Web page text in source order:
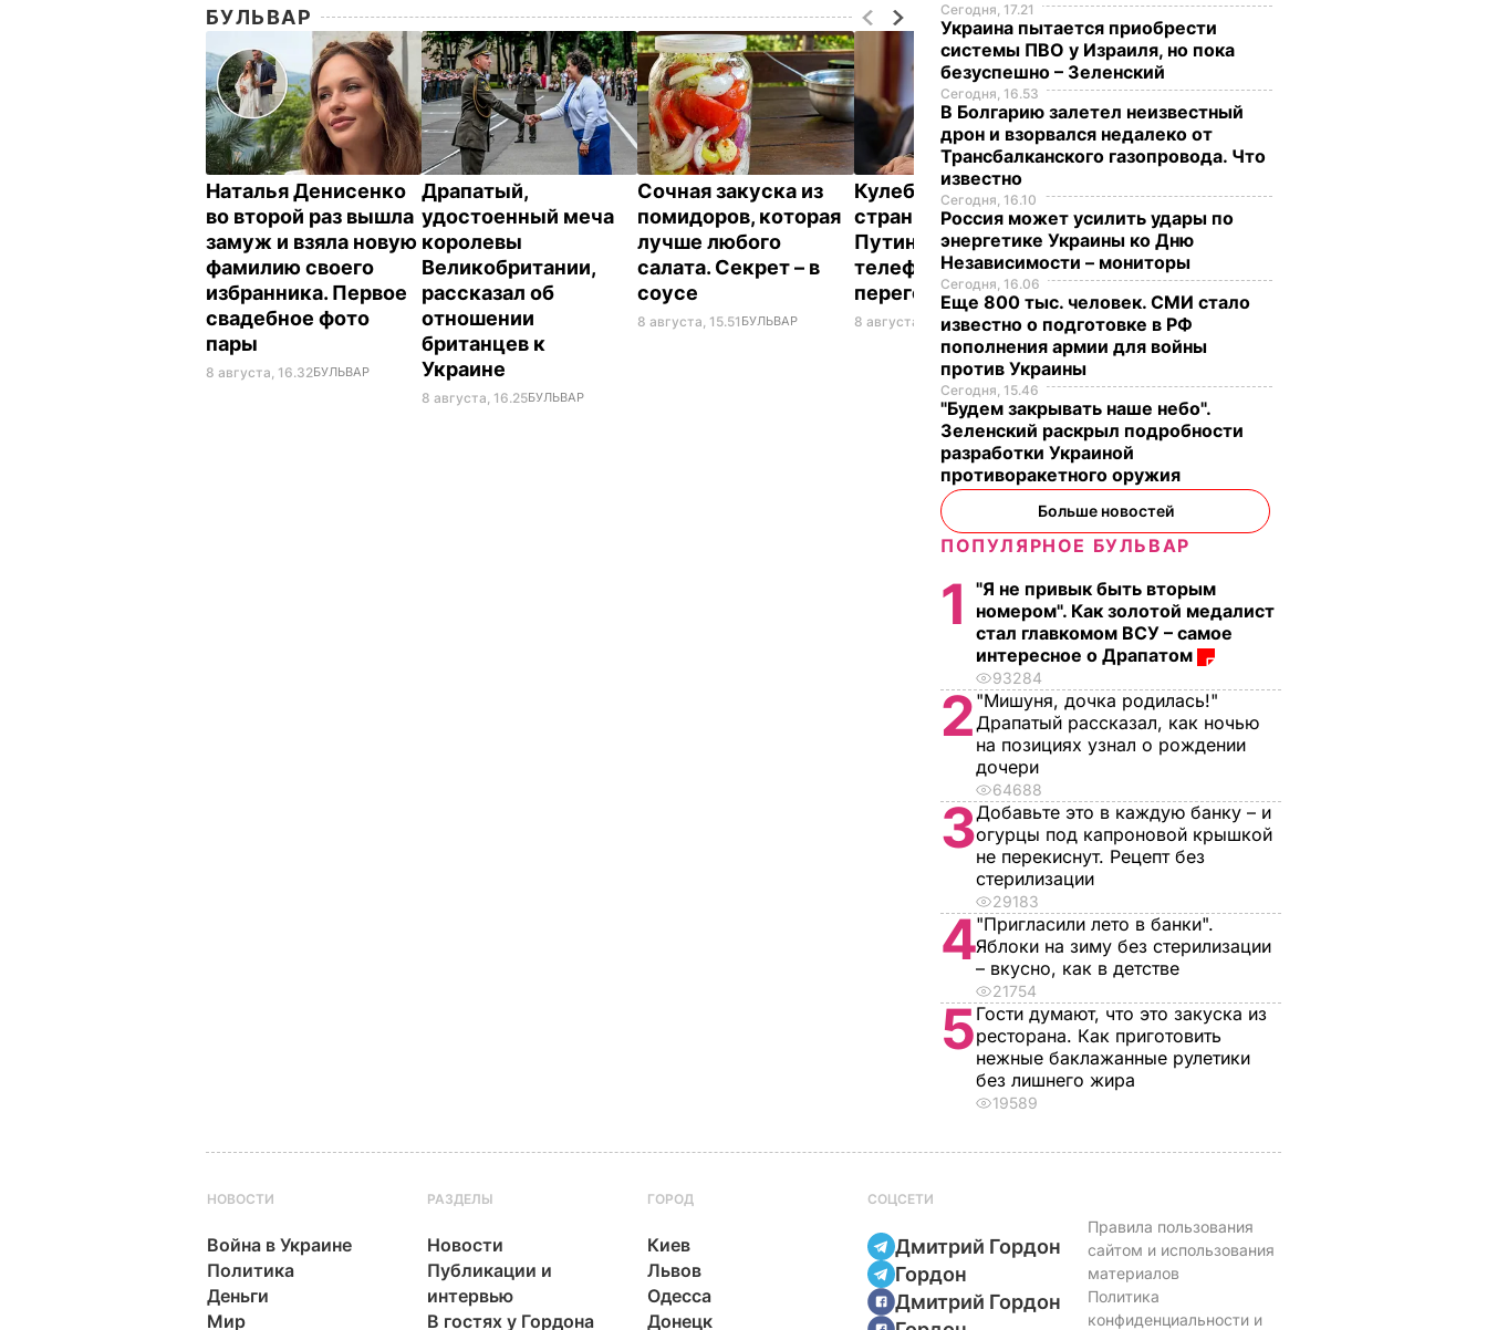
БУЛЬВАР
Наталья Денисенко
во второй раз вышла
замуж и взяла новую
фамилию своего
избранника. Первое
свадебное фото
пары
8 августа, 16.32БУЛЬВАР
Драпатый,
удостоенный меча
королевы
Великобритании,
рассказал об
отношении
британцев к
Украине
8 августа, 16.25БУЛЬВАР
Сочная закуска из
помидоров, которая
лучше любого
салата. Секрет – в
соусе
8 августа, 15.51 БУЛЬВАР
Кулеба рассказал о
странной манере
Путина вести
телефонные
переговоры
8 августа, 10.25МИР
Кулеба объяснил,
почему Трамп на
самом деле
придрался к
костюму
Зеленского
8 августа, 08.33МИР
Сегодня, 17.21
Украина пытается приобрести
системы ПВО у Израиля, но пока
безуспешно – Зеленский
Сегодня, 16.53
В Болгарию залетел неизвестный
дрон и взорвался недалеко от
Трансбалканского газопровода. Что
известно
Сегодня, 16.10
Россия может усилить удары по
энергетике Украины ко Дню
Независимости – мониторы
Сегодня, 16.06
Еще 800 тыс. человек. СМИ стало
известно о подготовке в РФ
пополнения армии для войны
против Украины
Сегодня, 15.46
"Будем закрывать наше небо".
Зеленский раскрыл подробности
разработки Украиной
противоракетного оружия
Больше новостей
ПОПУЛЯРНОЕ БУЛЬВАР
1
"Я не привык быть вторым
номером". Как золотой медалист
стал главкомом ВСУ – самое
интересное о Драпатом
93284
2 "Мишуня, дочка родилась!"
Драпатый рассказал, как ночью
на позициях узнал о рождении
дочери
64688
3Добавьте это в каждую банку – и
огурцы под капроновой крышкой
не перекиснут. Рецепт без
стерилизации
29183
4"Пригласили лето в банки".
Яблоки на зиму без стерилизации
– вкусно, как в детстве
21754
5Гости думают, что это закуска из
ресторана. Как приготовить
нежные баклажанные рулетики
без лишнего жира
19589
НОВОСТИ
Война в Украине
Политика
Деньги
Мир
РАЗДЕЛЫ
Новости
Публикации и
интервью
В гостях у Гордона
ГОРОД
Киев
Львов
Одесса
Донецк
СОЦСЕТИ
Дмитрий Гордон
Гордон
Дмитрий Гордон
Правила пользования
сайтом и использования
материалов
Политика
конфиденциальности и